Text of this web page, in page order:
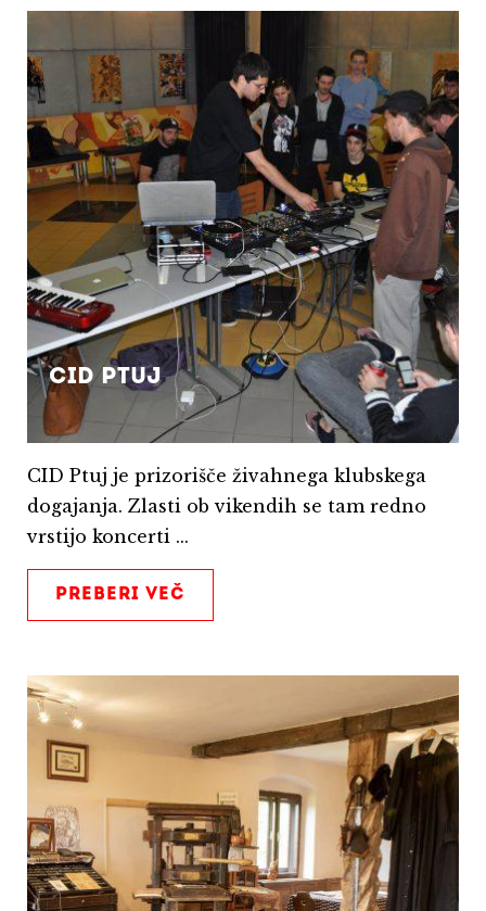
CID Ptuj
CID Ptuj je prizorišče živahnega klubskega
dogajanja. Zlasti ob vikendih se tam redno
vrstijo koncerti ...
PREBERI VEČ